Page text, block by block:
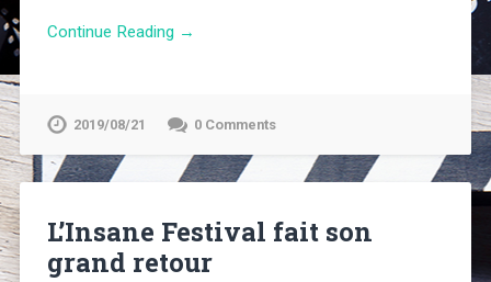
Continue Reading →
2019/08/21 0 Comments
L’Insane Festival fait son
grand retour